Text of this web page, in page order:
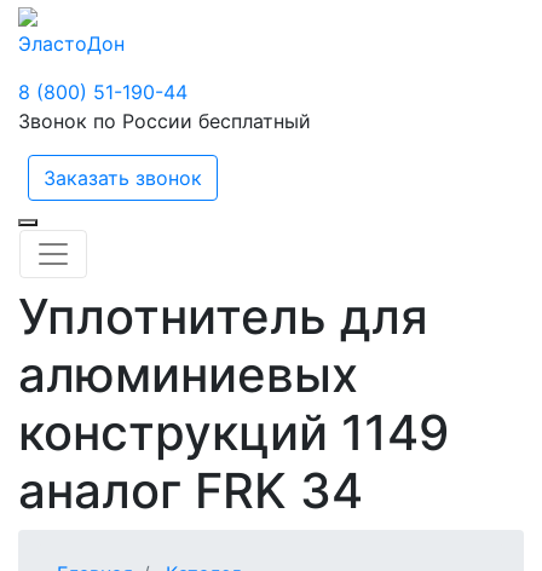
ЭластоДон
8 (800) 51-190-44
Звонок по России бесплатный
Заказать звонок
Уплотнитель для
алюминиевых
конструкций 1149
аналог FRK 34